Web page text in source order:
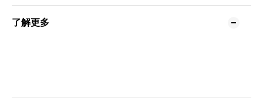
了解更多